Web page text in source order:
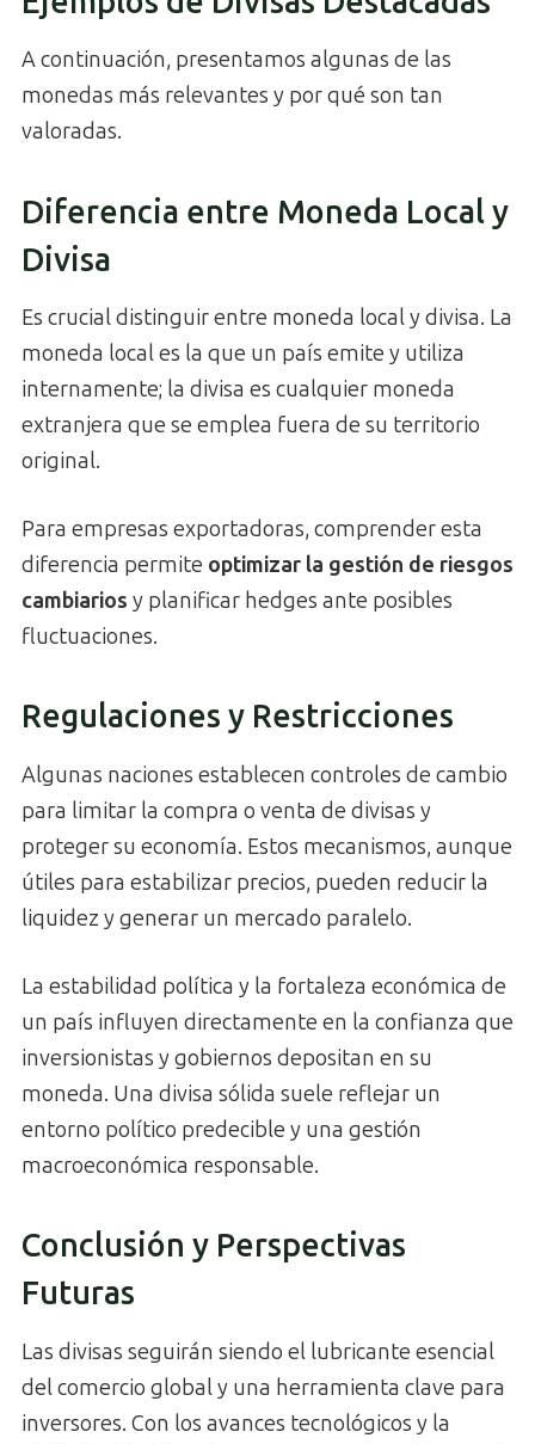
A continuación, presentamos algunas de las
monedas más relevantes y por qué son tan
valoradas.
Diferencia entre Moneda Local y
Divisa
Es crucial distinguir entre moneda local y divisa. La
moneda local es la que un país emite y utiliza
internamente; la divisa es cualquier moneda
extranjera que se emplea fuera de su territorio
original.
Para empresas exportadoras, comprender esta
diferencia permite optimizar la gestión de riesgos
cambiarios y planificar hedges ante posibles
fluctuaciones.
Regulaciones y Restricciones
Algunas naciones establecen controles de cambio
para limitar la compra o venta de divisas y
proteger su economía. Estos mecanismos, aunque
útiles para estabilizar precios, pueden reducir la
liquidez y generar un mercado paralelo.
La estabilidad política y la fortaleza económica de
un país influyen directamente en la confianza que
inversionistas y gobiernos depositan en su
moneda. Una divisa sólida suele reflejar un
entorno político predecible y una gestión
macroeconómica responsable.
Conclusión y Perspectivas
Futuras
Las divisas seguirán siendo el lubricante esencial
del comercio global y una herramienta clave para
inversores. Con los avances tecnológicos y la